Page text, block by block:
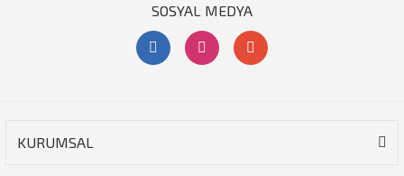
KURUMSAL
SOSYAL MEDYA